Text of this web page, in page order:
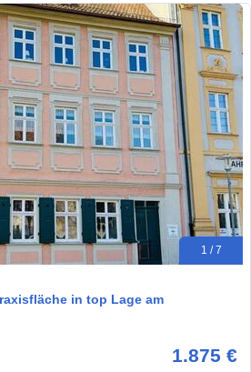
1 / 7
in top Lage am
1.875 €